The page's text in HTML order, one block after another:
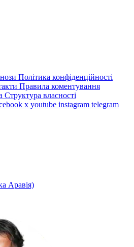
Політика конфіденційності
Правила коментування
Структура власності
x youtube instagram telegram
Аравія)